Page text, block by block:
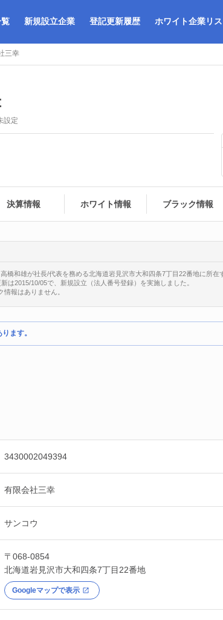
新規設立企業 登記更新履歴 ホワイト企業リス
三幸
設定
決算情報 ホワイト情報 ブラック情報
橋和雄が社長/代表を務める北海道岩見沢市大和四条7丁目22番地に所在
は2015/10/05で、新規設立（法人番号登録）を実施しました。
報はありません。
ます。
3430002049394
有限会社三幸
サンコウ
〒068-0854
北海道岩見沢市大和四条7丁目22番地
Googleマップで表示